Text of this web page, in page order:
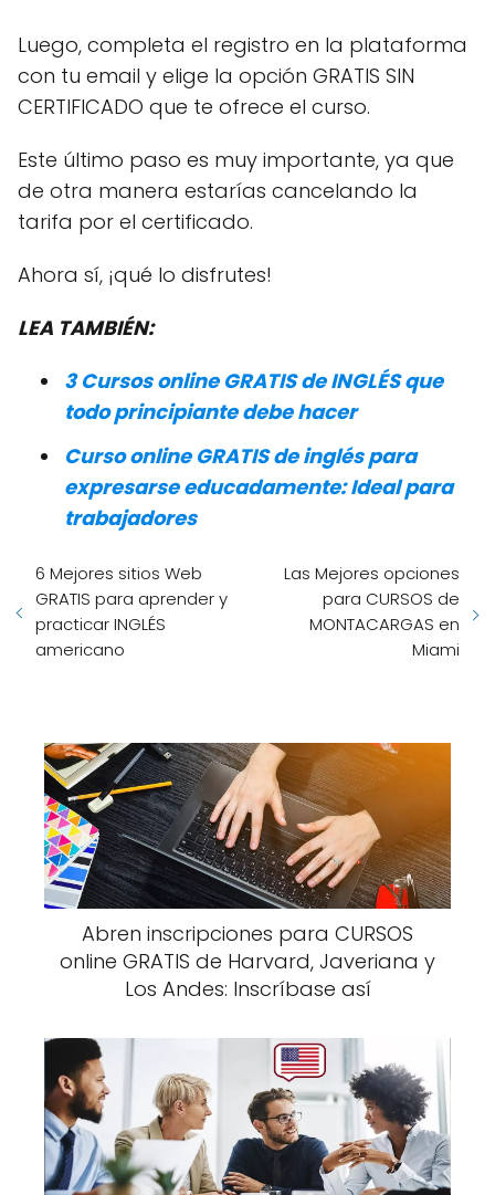
Luego, completa el registro en la plataforma
con tu email y elige la opción GRATIS SIN
CERTIFICADO que te ofrece el curso.
Este último paso es muy importante, ya que
de otra manera estarías cancelando la
tarifa por el certificado.
Ahora sí, ¡qué lo disfrutes!
LEA TAMBIÉN:
3 Cursos online GRATIS de INGLÉS que
todo principiante debe hacer
Curso online GRATIS de inglés para
expresarse educadamente: Ideal para
trabajadores
6 Mejores sitios Web
GRATIS para aprender y
practicar INGLÉS
americano
Las Mejores opciones
para CURSOS de
MONTACARGAS en
Miami
Abren inscripciones para CURSOS
online GRATIS de Harvard, Javeriana y
Los Andes: Inscríbase así